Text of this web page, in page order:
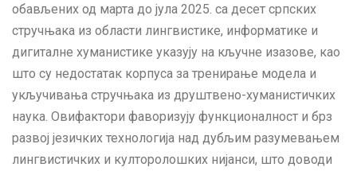
обављених од марта до јула 2025. са десет српских
стручњака из области лингвистике, информатике и
дигиталне хуманистике указују на кључне изазове, као
што су недостатaк корпуса за тренирање модела и
укључивања стручњака из друштвено-хуманистичких
наука. Овифактори фаворизују функционалност и брз
развој језичких технологија над дубљим разумевањем
лингвистичких и култоролошких нијанси, што доводи